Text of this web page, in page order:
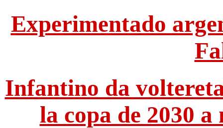
Experimentado
Infantino da
la copa de 2030